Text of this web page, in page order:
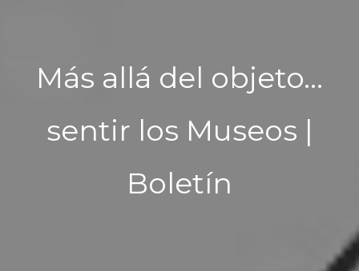
Más allá del objeto…
sentir los Museos |
Boletín